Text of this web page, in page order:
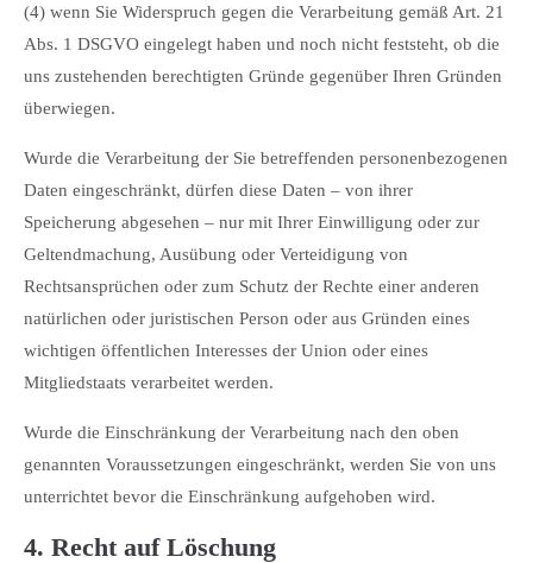
(4) wenn Sie Widerspruch gegen die Verarbeitung gemäß Art. 21
Abs. 1 DSGVO eingelegt haben und noch nicht feststeht, ob die
uns zustehenden berechtigten Gründe gegenüber Ihren Gründen
überwiegen.
Wurde die Verarbeitung der Sie betreffenden personenbezogenen
Daten eingeschränkt, dürfen diese Daten – von ihrer
Speicherung abgesehen – nur mit Ihrer Einwilligung oder zur
Geltendmachung, Ausübung oder Verteidigung von
Rechtsansprüchen oder zum Schutz der Rechte einer anderen
natürlichen oder juristischen Person oder aus Gründen eines
wichtigen öffentlichen Interesses der Union oder eines
Mitgliedstaats verarbeitet werden.
Wurde die Einschränkung der Verarbeitung nach den oben
genannten Voraussetzungen eingeschränkt, werden Sie von uns
unterrichtet bevor die Einschränkung aufgehoben wird.
4. Recht auf Löschung